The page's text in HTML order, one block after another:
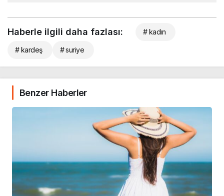
Haberle ilgili daha fazlası: # kadın
# kardeş # suriye
Benzer Haberler